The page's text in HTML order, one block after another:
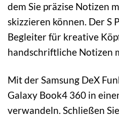
dem Sie präzise Notizen
skizzieren können. Der S
Begleiter für kreative
handschriftliche Notizen
Mit der Samsung DeX
Galaxy Book4 360 in
verwandeln. Schließen